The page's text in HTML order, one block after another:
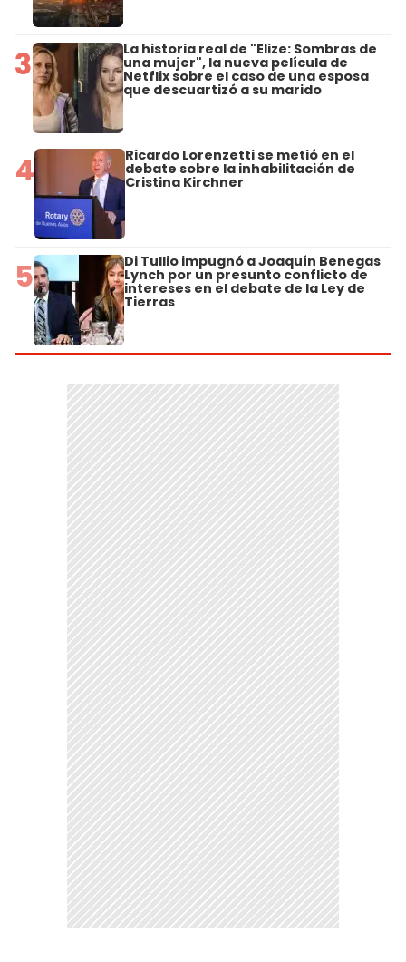
3 La historia real de "Elize: Sombras de
una mujer", la nueva película de
Netflix sobre el caso de una esposa
que descuartizó a su marido
4 Ricardo Lorenzetti se metió en el
debate sobre la inhabilitación de
Cristina Kirchner
5 Di Tullio impugnó a Joaquín Benegas
Lynch por un presunto conflicto de
intereses en el debate de la Ley de
Tierras